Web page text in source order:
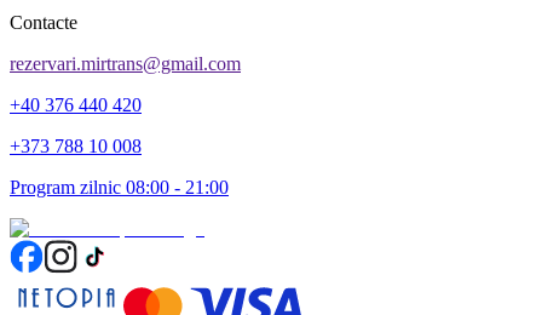
Contacte
rezervari.mirtrans@gmail.com
+40 376 440 420
+373 788 10 008
Program zilnic 08:00 - 21:00